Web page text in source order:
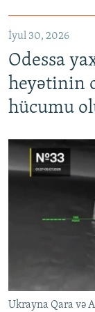
İyul 30, 2026
Odessa
heyətinin
hücumu
Ukrayna Qara və